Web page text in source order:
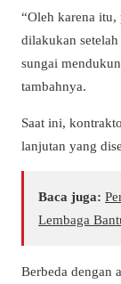
“Oleh karena itu,
dilakukan
sungai
tambahnya.
Saat ini,
lanjutan yang
Baca juga:
Lembaga
Berbeda dengan